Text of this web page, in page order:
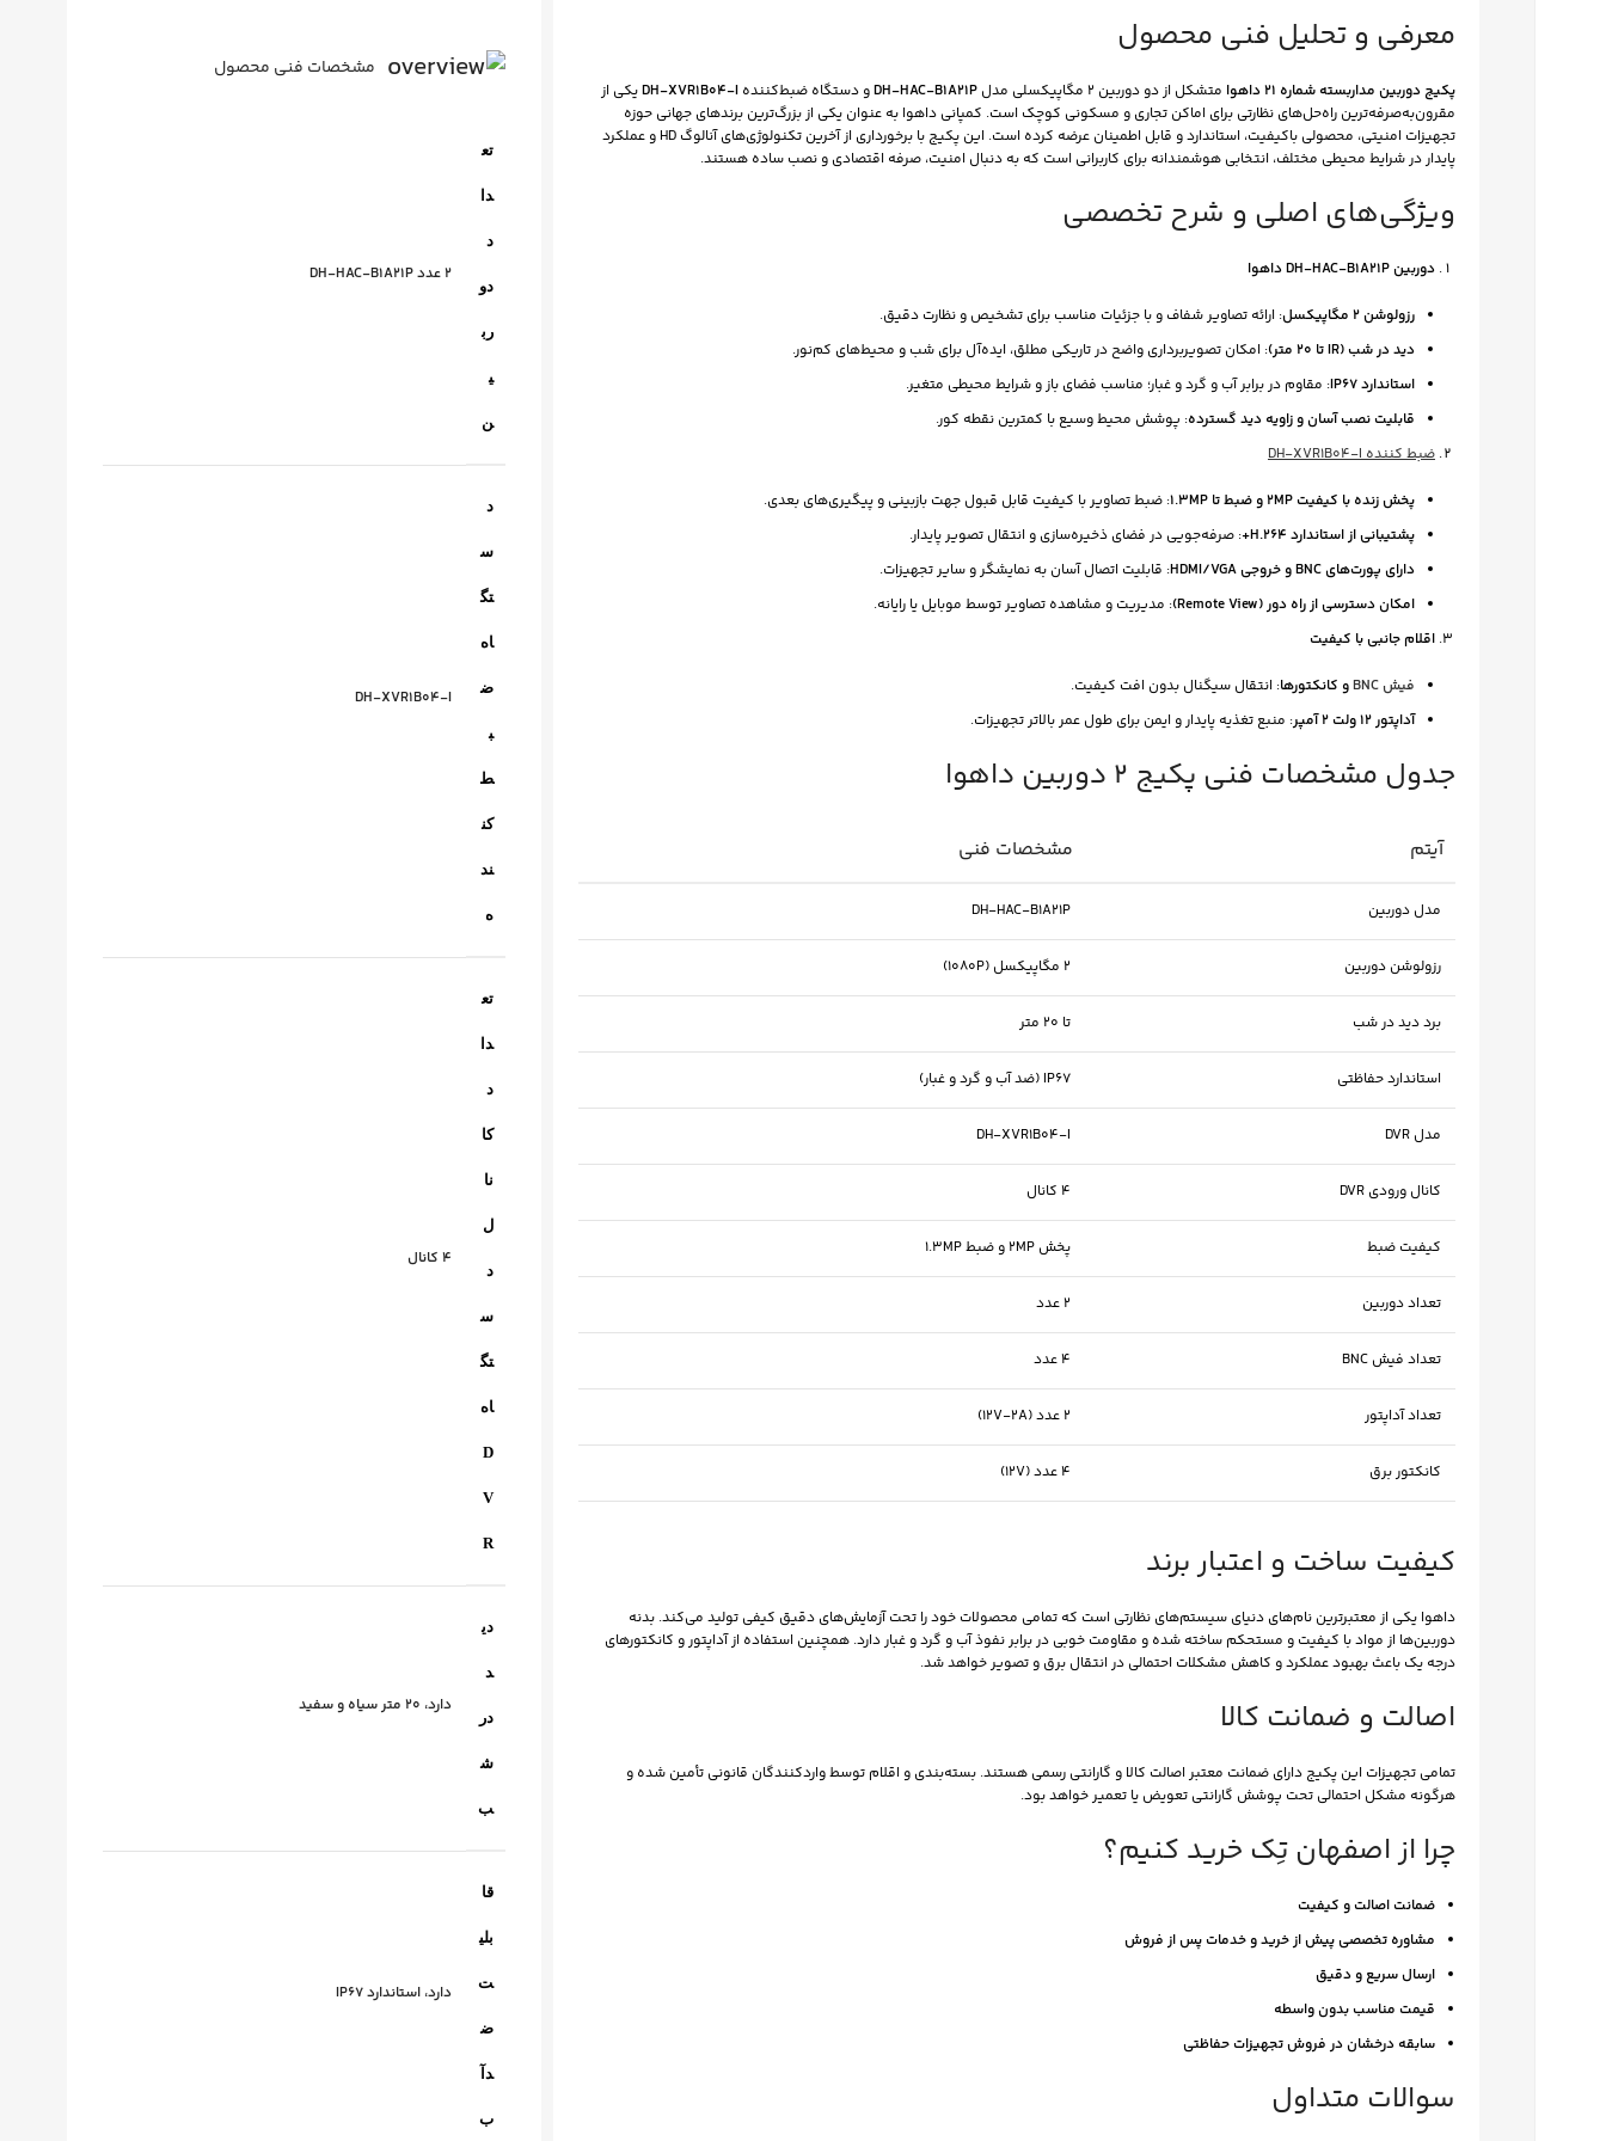
معرفی و تحلیل فنی محصول
پکیج دوربین مداربسته شماره 21 داهوا متشکل از دو دوربین 2 مگاپیکسلی مدل DH-HAC-B1A21Pو دستگاه ضبط‌کننده
یکی از
مقرون‌به‌صرفه‌ترین راه‌حل‌های نظارتی برای اماکن تجاری و مسکونی کوچک است. کمپانی داهوا به عنوان یکی از بزرگ‌ترین برندهای جهانی حوزه
تجهیزات امنیتی، محصولی باکیفیت، استاندارد و قابل اطمینان عرضه کرده است. این پکیج با برخورداری از آخرین تکنولوژی‌های آنالوگ HD و عملکرد
پایدار در شرایط محیطی مختلف، انتخابی هوشمندانه برای کاربرانی است که به دنبال امنیت، صرفه اقتصادی و نصب ساده هستند.
ویژگی‌های اصلی و شرح تخصصی
دوربین DH-HAC-B1A21P داهوا
رزولوشن 2 مگاپیکسل
: ارائه تصاویر شفاف و با جزئیات مناسب برای تشخیص و نظارت دقیق.
دید در شب (IR تا 20 متر)
: امکان تصویربرداری واضح در تاریکی مطلق، ایده‌آل برای شب و محیط‌های کم‌نور.
استاندارد IP67
: مقاوم در برابر آب و گرد و غبار؛ مناسب فضای باز و شرایط محیطی متغیر.
قابلیت نصب آسان و زاویه دید گسترده: پوشش محیط وسیع با کمترین نقطه کور.
ضبط کننده DH-XVR1B04-I
پخش زنده با کیفیت 2MP و ضبط تا 1.3MP
: ضبط تصاویر با کیفیت قابل قبول جهت بازبینی و پیگیری‌های بعدی.
پشتیبانی از استاندارد H.264+
: صرفه‌جویی در فضای ذخیره‌سازی و انتقال تصویر پایدار.
دارای پورت‌های BNC و خروجی HDMI/VGA
: قابلیت اتصال آسان به نمایشگر و سایر تجهیزات.
امکان دسترسی از راه دور (Remote View)
: مدیریت و مشاهده تصاویر توسط موبایل یا رایانه.
اقلام جانبی با کیفیت
فیش BNC و کانکتورها: انتقال سیگنال بدون افت کیفیت.
آداپتور 12 ولت 2 آمپر
: منبع تغذیه پایدار و ایمن برای طول عمر بالاتر تجهیزات.
جدول مشخصات فنی پکیج 2 دوربین داهوا
آیتم مشخصات فنی
مدل دوربین DH-HAC-B1A21P
رزولوشن دوربین 2 مگاپیکسل (1080P)
برد دید در شب تا 20 متر
استاندارد حفاظتی IP67 (ضد آب و گرد و غبار)
مدل DVR DH-XVR1B04-I
کانال ورودی DVR 4 کانال
کیفیت ضبط پخش 2MP و ضبط 1.3MP
تعداد دوربین 2 عدد
تعداد فیش BNC 4 عدد
تعداد آداپتور 2 عدد (12V-2A)
کانکتور برق 4 عدد (12V)
کیفیت ساخت و اعتبار برند
داهوا یکی از معتبرترین نام‌های دنیای سیستم‌های نظارتی است که تمامی محصولات خود را تحت آزمایش‌های دقیق کیفی تولید می‌کند. بدنه
دوربین‌ها از مواد با کیفیت و مستحکم ساخته شده و مقاومت خوبی در برابر نفوذ آب و گرد و غبار دارد. همچنین استفاده از آداپتور و کانکتورهای
درجه یک باعث بهبود عملکرد و کاهش مشکلات احتمالی در انتقال برق و تصویر خواهد شد.
اصالت و ضمانت کالا
تمامی تجهیزات این پکیج دارای ضمانت معتبر اصالت کالا و گارانتی رسمی هستند. بسته‌بندی و اقلام توسط واردکنندگان قانونی تأمین شده و
هرگونه مشکل احتمالی تحت پوشش گارانتی تعویض یا تعمیر خواهد بود.
چرا از اصفهان تِک خرید کنیم؟
ضمانت اصالت و کیفیت
مشاوره تخصصی پیش از خرید و خدمات پس از فروش
ارسال سریع و دقیق
قیمت مناسب بدون واسطه
سابقه درخشان در فروش تجهیزات حفاظتی
سوالات متداول
مشخصات فنی محصول
تع
دا
د
دو
رب
ی
ن
2 عدد DH-HAC-B1A21P
د
س
تگ
اه
ض
ب
ط
کن
ند
ه
DH-XVR1B04-I
تع
دا
د
کا
نا
ل
د
س
تگ
اه
D
V
R
4 کانال
دی
د
در
ش
ب
دارد، 20 متر سیاه و سفید
قا
بلی
ت
ض
دآ
ب
دارد، استاندارد IP67